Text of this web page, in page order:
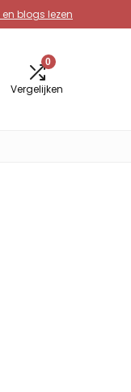
en blogs lezen
0
Vergelijken